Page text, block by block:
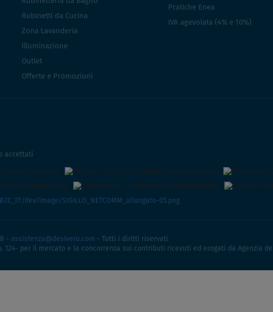
Rubinetti da Cucina
Zona Lavanderia
Illuminazione
Outlet
Offerte e Promozioni
Pratiche Enea
IVA agevolata (4% e 10%)
accettati
- assistenza@desivero.com - Tutti i diritti riservati
124- per il mercato e la concorrenza sui contributi ricevuti ed erogati da Agenzia